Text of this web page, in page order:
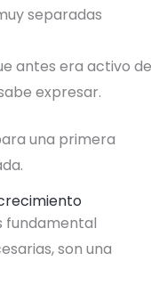
separadas
antes era activo de
expresar.
una primera
fundamental
son una